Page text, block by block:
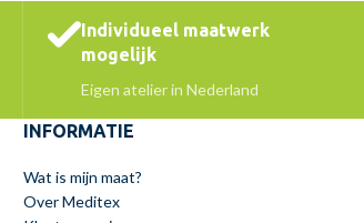
Individueel maatwerk
mogelijk
Eigen atelier in Nederland
INFORMATIE
Wat is mijn maat?
Over Meditex